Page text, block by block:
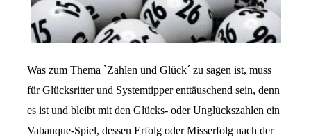
Was zum Thema `Zahlen und Glück´ zu sagen ist, muss
für Glücksritter und Systemtipper enttäuschend sein, denn
es ist und bleibt mit den Glücks- oder Unglückszahlen ein
Vabanque-Spiel, dessen Erfolg oder Misserfolg nach der